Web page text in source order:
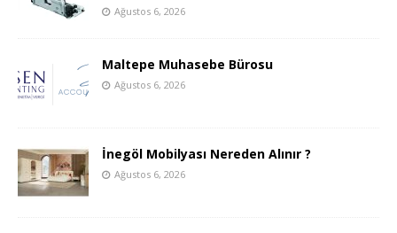
Ağustos 6, 2026
Maltepe Muhasebe Bürosu
Ağustos 6, 2026
İnegöl Mobilyası Nereden Alınır ?
Ağustos 6, 2026